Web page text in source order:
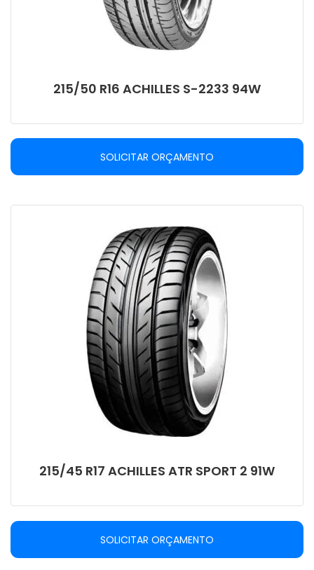
215/50 R16 ACHILLES S-2233 94W
SOLICITAR ORÇAMENTO
215/45 R17 ACHILLES ATR SPORT 2 91W
SOLICITAR ORÇAMENTO